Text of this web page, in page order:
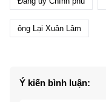
ông Lại Xuân Lâm
Ý kiến bình luận: